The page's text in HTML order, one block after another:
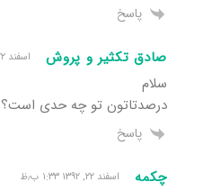
پاسخ
صادق تکثیر و پروش اسفند ۲۲, ۱۳۹۲ ۱:۳۴ ب٫ظ
سلام
درصدتاتون تو چه حدی است؟
پاسخ
چکمه اسفند ۲۲, ۱۳۹۲ ۱:۳۳ ب٫ظ